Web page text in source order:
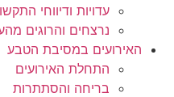
עדויות ודיווחי
נרצחים והרוגים
האירועים במסיבת הטבע
התחלת האירועים
בריחה והסתתרות